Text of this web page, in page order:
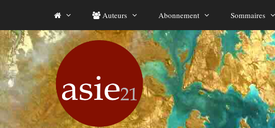
contenu
Auteurs Abonnement Sommaires